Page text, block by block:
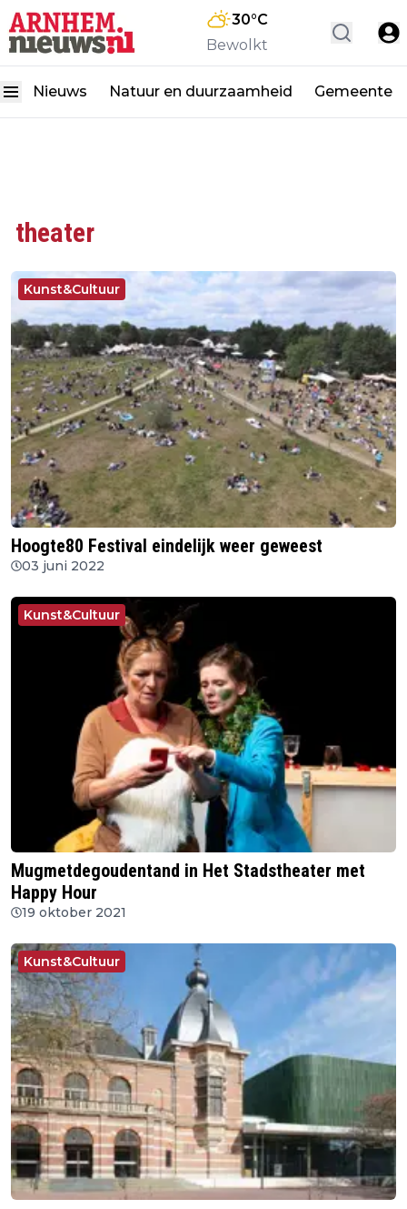
30°C
Bewolkt
Nieuws Natuur en duurzaamheid Gemeente
theater
Kunst&Cultuur
Hoogte80 Festival eindelijk weer geweest
03 juni 2022
Kunst&Cultuur
Mugmetdegoudentand in Het Stadstheater met
Happy Hour
19 oktober 2021
Kunst&Cultuur